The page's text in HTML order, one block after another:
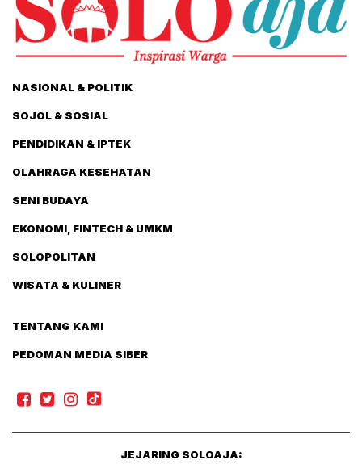
NASIONAL & POLITIK
SOJOL & SOSIAL
PENDIDIKAN & IPTEK
OLAHRAGA KESEHATAN
SENI BUDAYA
EKONOMI, FINTECH & UMKM
SOLOPOLITAN
WISATA & KULINER
TENTANG KAMI
PEDOMAN MEDIA SIBER
JEJARING SOLOAJA: